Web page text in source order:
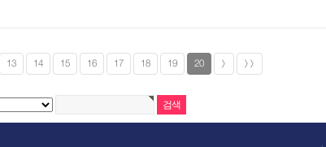
13 14 15 16 17 18 19 20 > >>